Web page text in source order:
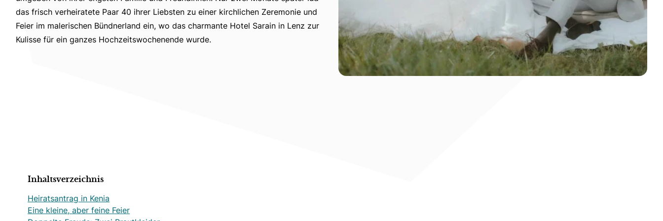
das frisch verheiratete Paar 40 ihrer Liebsten zu einer kirchlichen Zeremonie und
Feier im malerischen Bündnerland ein, wo das charmante Hotel Sarain in Lenz zur
Kulisse für ein ganzes Hochzeitswochenende wurde.
Inhaltsverzeichnis
Heiratsantrag in Kenia
Eine kleine, aber feine Feier